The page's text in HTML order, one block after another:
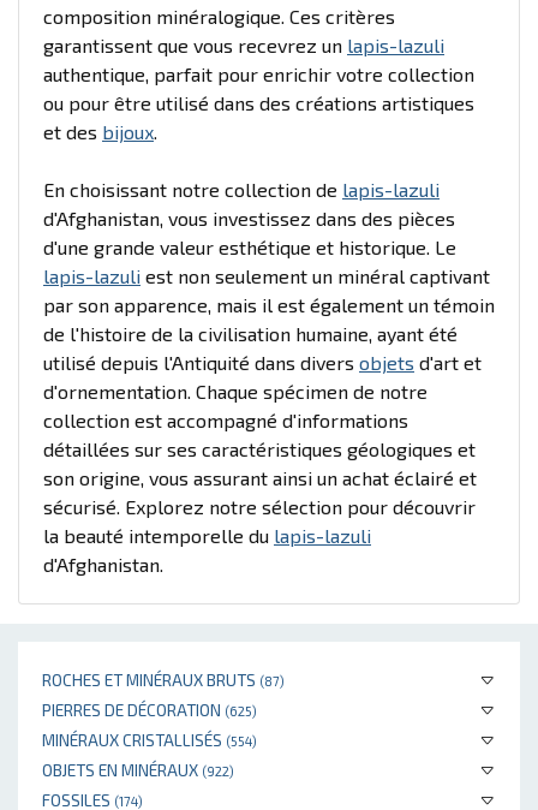
ROCHES ET MINÉRAUX BRUTS (87)
PIERRES DE DÉCORATION (625)
MINÉRAUX CRISTALLISÉS (554)
OBJETS EN MINÉRAUX (922)
FOSSILES (174)
composition minéralogique. Ces critères
garantissent que vous recevrez un lapis-lazuli
authentique, parfait pour enrichir votre collection
ou pour être utilisé dans des créations artistiques
et des bijoux.
En choisissant notre collection de lapis-lazuli
d'Afghanistan, vous investissez dans des pièces
d'une grande valeur esthétique et historique. Le
lapis-lazuli est non seulement un minéral captivant
par son apparence, mais il est également un témoin
de l'histoire de la civilisation humaine, ayant été
utilisé depuis l'Antiquité dans divers objets d'art et
d'ornementation. Chaque spécimen de notre
collection est accompagné d'informations
détaillées sur ses caractéristiques géologiques et
son origine, vous assurant ainsi un achat éclairé et
sécurisé. Explorez notre sélection pour découvrir
la beauté intemporelle du lapis-lazuli
d'Afghanistan.